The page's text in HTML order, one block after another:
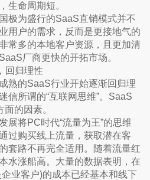
生命周期短。
极为盛行的SaaS直销模式并不
用户的需求，反而是更接地气的
常多的本地客户资源，且更加清
厂商更快的开拓市场。
回归理性
熟的SaaS行业开始逐渐回归理
信所谓的“互联网思维”。SaaS
的因素。
展将PC时代“流量为王”的思维
过购买线上流量，获取潜在客
套路不再完全适用。随着流量红
水涨船高。大量的数据表明，在
业客户)的成本已经基本和线下